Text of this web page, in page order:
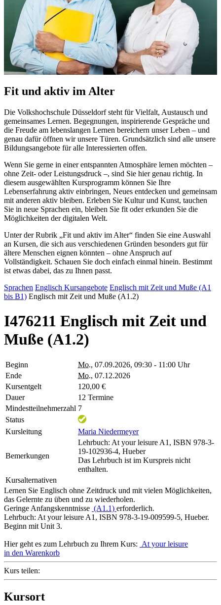
Fit und aktiv im Alter
Die Volkshochschule Düsseldorf steht für Vielfalt, Austausch und
gemeinsames Lernen. Begegnungen, inspirierende Gespräche und
die Freude am lebenslangen Lernen bereichern unser Leben – und
genau dafür öffnen wir unsere Türen. Grundsätzlich sind alle unsere
Bildungsangebote für alle Interessierten offen.
Wenn Sie gerne in einer entspannten Atmosphäre lernen möchten –
ohne Zeit- oder Leistungsdruck –, sind Sie hier genau richtig. In
diesem ausgewählten Kursprogramm können Sie Ihre
Lebenserfahrung aktiv einbringen, Neues entdecken und gemeinsam
mit anderen aktiv bleiben. Erleben Sie Kultur und Kunst, tauchen
Sie in neue Sprachen ein, bleiben Sie fit oder erkunden Sie die
Möglichkeiten der digitalen Welt.
Unter der Rubrik „Fit und aktiv im Alter“ finden Sie eine Auswahl
an Kursen, die sich aus verschiedenen Gründen besonders gut für
ältere Menschen eignen könnten – ohne Anspruch auf
Vollständigkeit. Schauen Sie doch einfach einmal hinein. Bestimmt
ist etwas dabei, das zu Ihnen passt.
Sprachen Englisch Kursangebote Englisch mit Zeit und Muße (A1
bis B1) Englisch mit Zeit und Muße (A1.2)
I476211 Englisch mit Zeit und
Muße (A1.2)
Beginn Mo., 07.09.2026, 09:30 - 11:00 Uhr
Ende
Mo., 07.12.2026
Kursentgelt
120,00 €
Dauer
12 Termine
Mindestteilnehmerzahl 7
Status
Kursleitung
Maria Niedermeyer
Bemerkungen
Lehrbuch: At your leisure A1, ISBN 978-3-
19-102936-4, Hueber
Das Lehrbuch ist im Kurspreis nicht
enthalten.
Kursalternativen
Lernen Sie Englisch ohne Zeitdruck und mit vielen Möglichkeiten,
das Gelernte zu üben und zu wiederholen.
Geringe Anfangskenntnisse (A1.1) erforderlich.
Lehrbuch: At your leisure A1, ISBN 978-3-19-009599-5, Hueber.
Beginn mit Unit 3.
Hier geht es zum Lehrbuch zu Ihrem Kurs: At your leisure
in den Warenkorb
Kurs teilen:
Kursort